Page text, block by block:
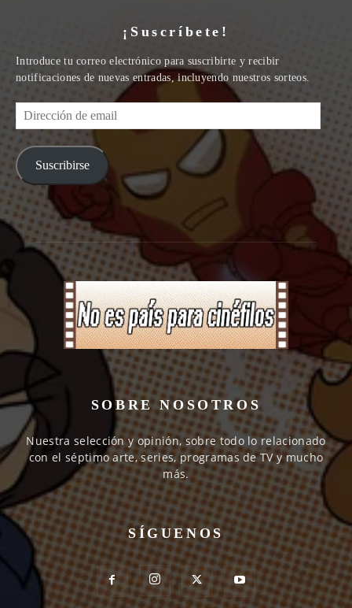
¡Suscríbete!
Introduce tu correo electrónico para suscribirte y recibir
notificaciones de nuevas entradas, incluyendo nuestros sorteos.
Dirección
de
email
Suscribirse
SOBRE NOSOTROS
Nuestra selección y opinión, sobre todo lo relacionado
con el séptimo arte, series, programas de TV y mucho
más.
SÍGUENOS